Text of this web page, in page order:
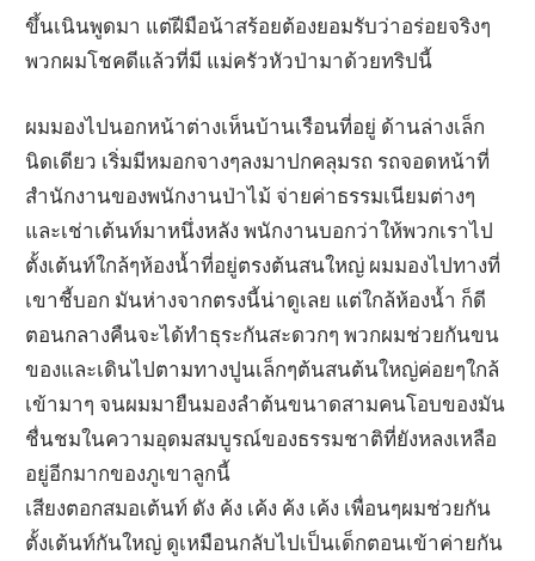
ขึ้นเนินพูดมา แต่ฝีมือน้าสร้อยต้องยอมรับว่าอร่อยจริงๆ
พวกผมโชคดีแล้วที่มี แม่ครัวหัวป่ามาด้วยทริปนี้
ผมมองไปนอกหน้าต่างเห็นบ้านเรือนที่อยู่ ด้านล่างเล็ก
นิดเดียว เริ่มมีหมอกจางๆลงมาปกคลุมรถ รถจอดหน้าที่
สำนักงานของพนักงานป่าไม้ จ่ายค่าธรรมเนียมต่างๆ
และเช่าเต้นท์มาหนึ่งหลัง พนักงานบอกว่าให้พวกเราไป
ตั้งเต้นท์ใกล้ๆห้องน้ำที่อยู่ตรงต้นสนใหญ่ ผมมองไปทางที่
เขาชี้บอก มันห่างจากตรงนี้น่าดูเลย แต่ใกล้ห้องน้ำ ก็ดี
ตอนกลางคืนจะได้ทำธุระกันสะดวกๆ พวกผมช่วยกันขน
ของและเดินไปตามทางปูนเล็กๆต้นสนต้นใหญ่ค่อยๆใกล้
เข้ามาๆ จนผมมายืนมองลำต้นขนาดสามคนโอบของมัน
ชื่นชมในความอุดมสมบูรณ์ของธรรมชาติที่ยังหลงเหลือ
อยู่อีกมากของภูเขาลูกนี้
เสียงตอกสมอเต้นท์ ดัง ค้ง เค้ง ค้ง เค้ง เพื่อนๆผมช่วยกัน
ตั้งเต้นท์กันใหญ่ ดูเหมือนกลับไปเป็นเด็กตอนเข้าค่ายกัน